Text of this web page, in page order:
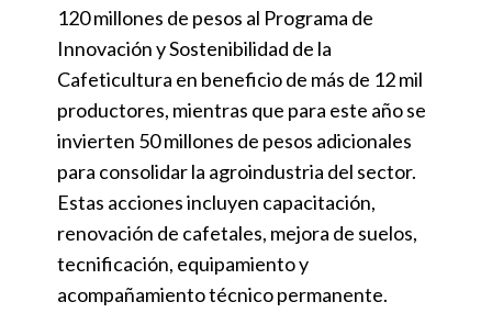
120 millones de pesos al Programa de
Innovación y Sostenibilidad de la
Cafeticultura en beneficio de más de 12 mil
productores, mientras que para este año se
invierten 50 millones de pesos adicionales
para consolidar la agroindustria del sector.
Estas acciones incluyen capacitación,
renovación de cafetales, mejora de suelos,
tecnificación, equipamiento y
acompañamiento técnico permanente.